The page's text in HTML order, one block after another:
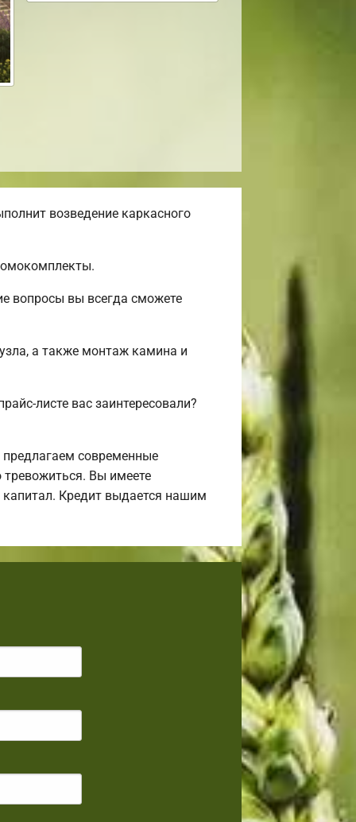
возведение каркасного
вопросы вы всегда сможете
а также монтаж камина и
листе вас заинтересовали?
современные
Вы имеете
Кредит выдается нашим